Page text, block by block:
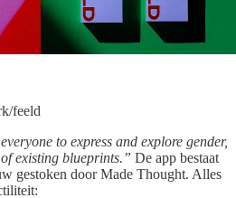
feeld
to express and explore gender,
existing blueprints.” De app bestaat
gestoken door Made Thought. Alles